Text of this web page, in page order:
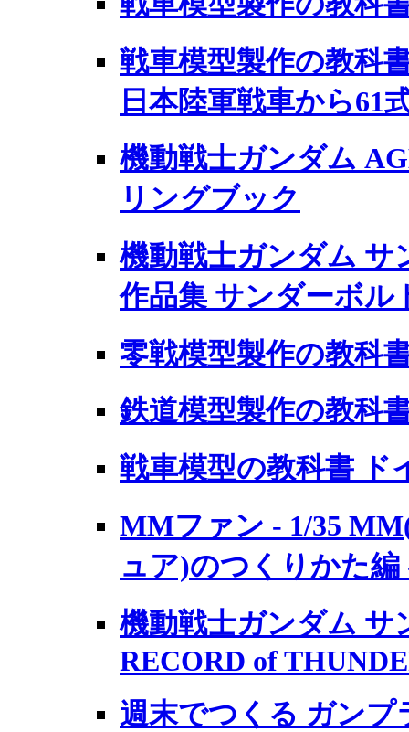
戦車模型製作の教科
日本陸軍戦車から61
機動戦士ガンダム
リングブック
機動戦士ガンダム サ
作品集 サンダーボル
零戦模型製作の教科
鉄道模型製作の教科
戦車模型の教科書 ド
MMファン - 1/35
ュア)のつくりかた編
機動戦士ガンダム サ
RECORD of
週末でつくる ガンプ